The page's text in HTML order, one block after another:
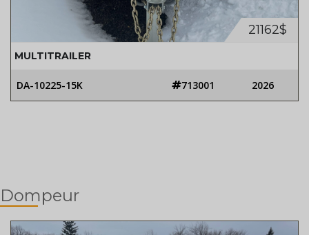
21162$
MULTITRAILER
DA-10225-15K 713001 2026
Dompeur